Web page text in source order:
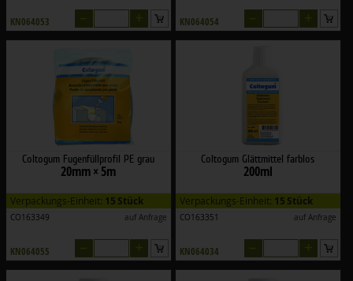
KN064053 KN064054
Coltogum Fugenfüllprofil PE grau
20mm × 5m
Verpackungs-Einheit: 15 Stück
CO163349 auf Anfrage
KN064055
Coltogum Glättmittel farblos
200ml
Verpackungs-Einheit: 15 Stück
CO163351 auf Anfrage
KN064034